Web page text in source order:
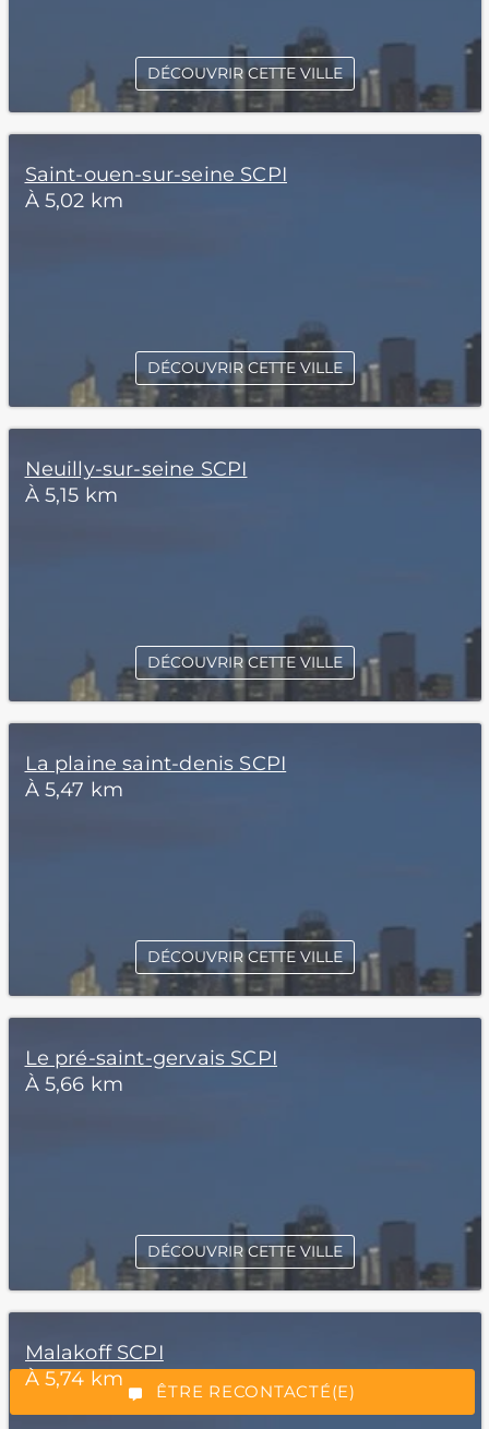
*Champs obligatoires
“Excellent”, 165 avis
ÊTRE RECONTACTÉ(E)
DÉCOUVRIR CETTE VILLE
Saint-ouen-sur-seine SCPI
À 5,02 km
DÉCOUVRIR CETTE VILLE
Neuilly-sur-seine SCPI
À 5,15 km
DÉCOUVRIR CETTE VILLE
La plaine saint-denis SCPI
À 5,47 km
DÉCOUVRIR CETTE VILLE
Le pré-saint-gervais SCPI
À 5,66 km
DÉCOUVRIR CETTE VILLE
Malakoff SCPI
À 5,74 km